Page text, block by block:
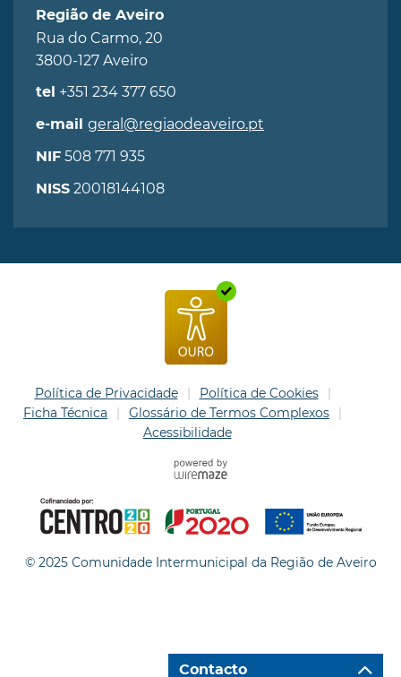
Região de Aveiro
Rua do Carmo, 20
3800-127 Aveiro
tel +351 234 377 650
e-mail geral@regiaodeaveiro.pt
NIF 508 771 935
NISS 20018144108
Política de Privacidade
Política de Cookies
Ficha Técnica
Glossário de Termos Complexos
Acessibilidade
© 2025 Comunidade Intermunicipal da Região de Aveiro
Contacto